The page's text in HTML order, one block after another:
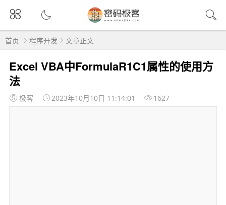
首页 程序开发 文章正文
Excel VBA中FormulaR1C1属性的使用方
法
极客 2023年10月10日 11:14:01 1627